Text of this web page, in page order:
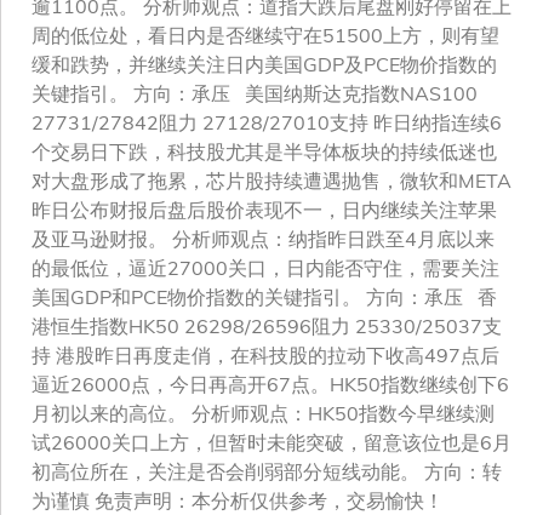
逾1100点。 分析师观点：道指大跌后尾盘刚好停留在上
周的低位处，看日内是否继续守在51500上方，则有望
缓和跌势，并继续关注日内美国GDP及PCE物价指数的
关键指引。 方向：承压 美国纳斯达克指数NAS100
27731/27842阻力 27128/27010支持 昨日纳指连续6
个交易日下跌，科技股尤其是半导体板块的持续低迷也
对大盘形成了拖累，芯片股持续遭遇抛售，微软和META
昨日公布财报后盘后股价表现不一，日内继续关注苹果
及亚马逊财报。 分析师观点：纳指昨日跌至4月底以来
的最低位，逼近27000关口，日内能否守住，需要关注
美国GDP和PCE物价指数的关键指引。 方向：承压 香
港恒生指数HK50 26298/26596阻力 25330/25037支
持 港股昨日再度走俏，在科技股的拉动下收高497点后
逼近26000点，今日再高开67点。HK50指数继续创下6
月初以来的高位。 分析师观点：HK50指数今早继续测
试26000关口上方，但暂时未能突破，留意该位也是6月
初高位所在，关注是否会削弱部分短线动能。 方向：转
为谨慎 免责声明：本分析仅供参考，交易愉快！